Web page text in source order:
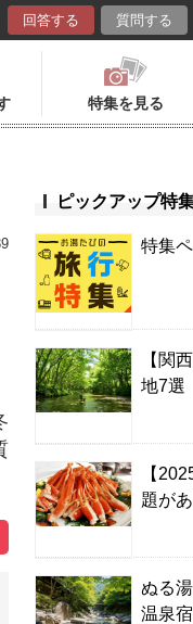
回答する 質問する
特集を見る
ピックアップ特集
特集
【関
地7選
【
題が
ぬる
温泉